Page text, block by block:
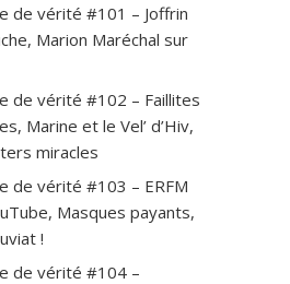
de vérité #101 – Joffrin
Marion Maréchal sur
de vérité #102 – Faillites
Marine et le Vel’ d’Hiv,
miracles
de vérité #103 – ERFM
Masques payants,
!
de vérité #104 –